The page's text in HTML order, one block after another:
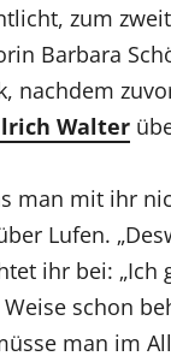
zum
Barbara
nachdem
Walter
man mit ihr
Lufen.
ihr bei:
schon
man im